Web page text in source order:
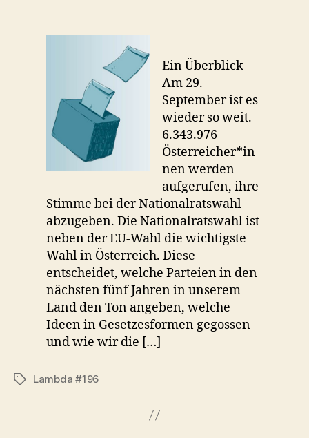
Ein Überblick
Am 29.
September ist es
wieder so weit.
6.343.976
Österreicher*in
nen werden
aufgerufen, ihre
Stimme bei der Nationalratswahl
abzugeben. Die Nationalratswahl ist
neben der EU-Wahl die wichtigste
Wahl in Österreich. Diese
entscheidet, welche Parteien in den
nächsten fünf Jahren in unserem
Land den Ton angeben, welche
Ideen in Gesetzesformen gegossen
und wie wir die […]
Schlagwörter
Lambda #196